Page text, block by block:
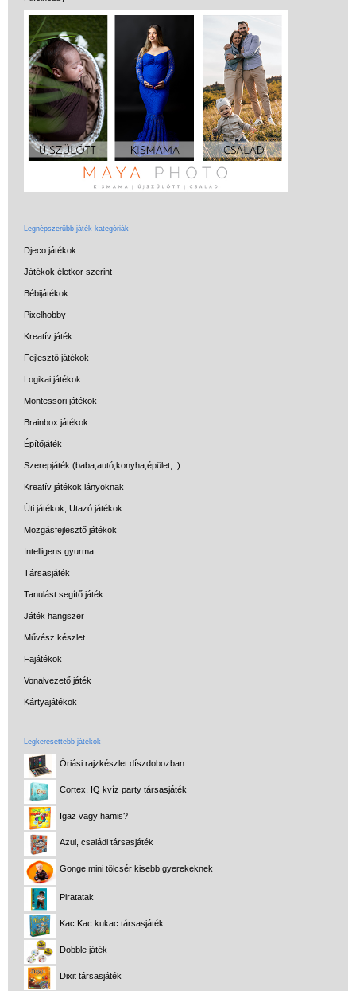
Legnépszerűbb játék kategóriák
Djeco játékok
Játékok életkor szerint
Bébijátékok
Pixelhobby
Kreatív játék
Fejlesztő játékok
Logikai játékok
Montessori játékok
Brainbox játékok
Építőjáték
Szerepjáték (baba,autó,konyha,épület,..)
Kreatív játékok lányoknak
Úti játékok, Utazó játékok
Mozgásfejlesztő játékok
Intelligens gyurma
Társasjáték
Tanulást segítő játék
Játék hangszer
Művész készlet
Fajátékok
Vonalvezető játék
Kártyajátékok
Legkeresettebb játékok
Óriási rajzkészlet díszdobozban
Cortex, IQ kvíz party társasjáték
Igaz vagy hamis?
Azul, családi társasjáték
Gonge mini tölcsér kisebb gyerekeknek
Piratatak
Kac Kac kukac társasjáték
Dobble játék
Dixit társasjáték